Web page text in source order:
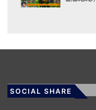
SOCIAL SHARE